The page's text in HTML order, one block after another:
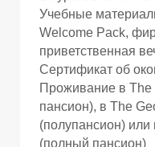
Учебные
Welcome Pack,
приветственная
Сертификат об
Проживание в
пансион), в The
(полупансион)
(полный пансион)